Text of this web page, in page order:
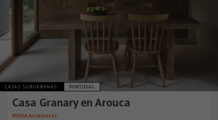
CASAS SUBURBANAS PORTUGAL
Casa Granary en Arouca
MIMA Architects